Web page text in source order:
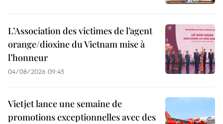
L’Association des victimes de l’agent
orange/dioxine du Vietnam mise à
l’honneur
04/08/2026 09:45
Vietjet lance une semaine de
promotions exceptionnelles avec des